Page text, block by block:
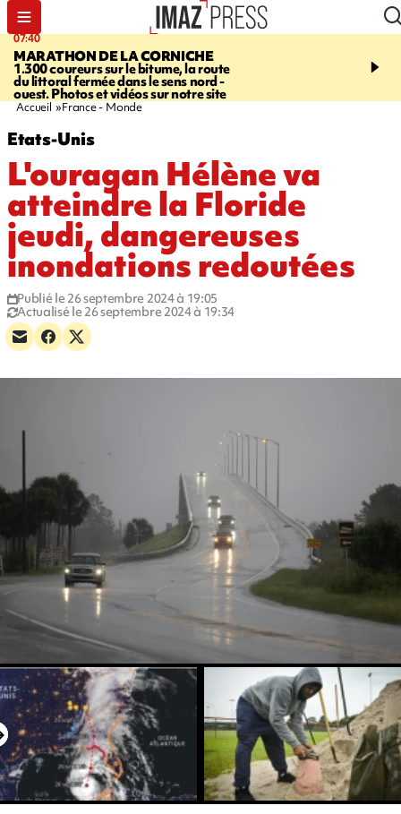
07:40
MARATHON DE LA CORNICHE
1.300 coureurs sur le bitume, la route
du littoral fermée dans le sens nord -
ouest. Photos et vidéos sur notre site
10:33
l’enfance - une
Accueil France - Monde
Etats-Unis
L'ouragan Hélène va
atteindre la Floride
jeudi, dangereuses
inondations redoutées
Publié le 26 septembre 2024 à 19:05
Actualisé le 26 septembre 2024 à 19:34